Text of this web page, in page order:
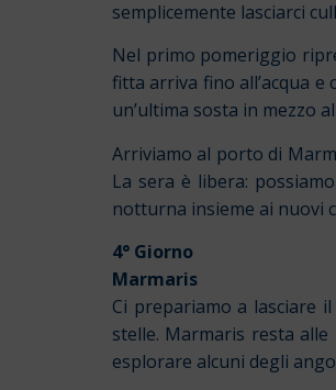
semplicemente lasciarci
Nel primo pomeriggio
fitta arriva fino all’acqua
un’ultima sosta in mezzo
Arriviamo al porto di
La sera è libera:
notturna insieme ai nuovi
4° Giorno
Marmaris
Ci prepariamo a lasciare
stelle. Marmaris resta
esplorare alcuni degli